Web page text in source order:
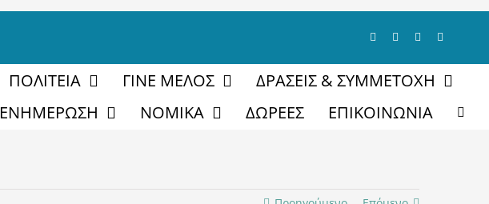
ΠΟΛΙΤΕΙΑ ΓΙΝΕ ΜΕΛΟΣ
ΔΡΑΣΕΙΣ & ΣΥΜΜΕΤΟΧΗ
ΕΝΗΜΕΡΩΣΗ
ΝΟΜΙΚΑ ΔΩΡΕΕΣ ΕΠΙΚΟΙΝΩΝΙΑ